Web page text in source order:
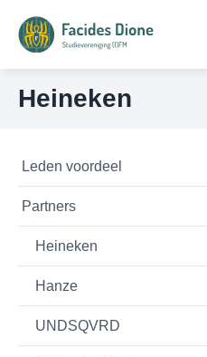
Heineken
Leden voordeel
Partners
Heineken
Hanze
UNDSQVRD